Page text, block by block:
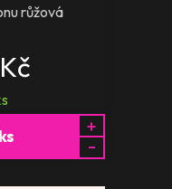
růžová
ks
+
-